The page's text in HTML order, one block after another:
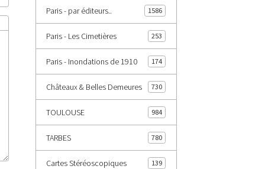
Paris - par éditeurs.. 1586
Paris - Les Cimetières 253
Paris - Inondations de 1910 174
Châteaux & Belles Demeures 730
TOULOUSE 984
TARBES 780
Cartes Stéréoscopiques 139